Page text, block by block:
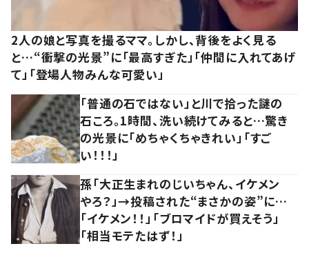
2人の娘と写真を撮るママ。しかし、背後をよく見る
と…“衝撃の光景”に「最高すぎた」「仲間に入れてあげ
て」「登場人物みんな可愛い」
「普通の石ではない」と川で拾った謎の
石ころ。1時間、洗い続けてみると…驚き
の光景に「めちゃくちゃきれい」「すご
い！！！」
孫「大正生まれのじいちゃん、イケメン
やろ？」→投稿された“まさかの姿”に…
「イケメン！！」「ブロマイドが買えそう」
「相当モテたはず！」